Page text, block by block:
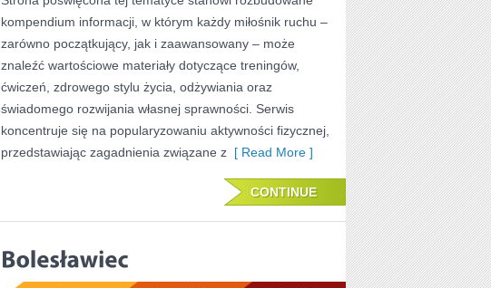
kompendium informacji, w którym każdy miłośnik ruchu –
zarówno początkujący, jak i zaawansowany – może
znaleźć wartościowe materiały dotyczące treningów,
ćwiczeń, zdrowego stylu życia, odżywiania oraz
świadomego rozwijania własnej sprawności. Serwis
koncentruje się na popularyzowaniu aktywności fizycznej,
przedstawiając zagadnienia związane z [ Read More ]
CONTINUE